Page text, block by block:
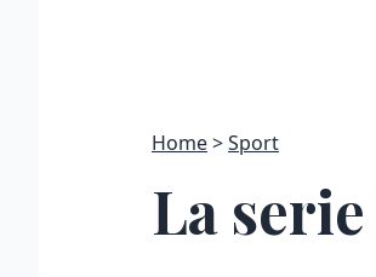
Home Sport
La